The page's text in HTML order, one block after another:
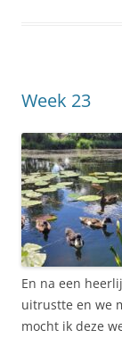
Week 23
En na een
uitrustte en we
mocht ik deze